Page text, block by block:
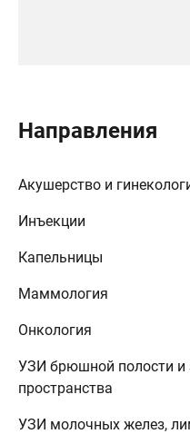
Направления
Акушерство и
Инъекции
Капельницы
Маммология
Онкология
УЗИ брюшной полости
пространства
УЗИ молочных желез,